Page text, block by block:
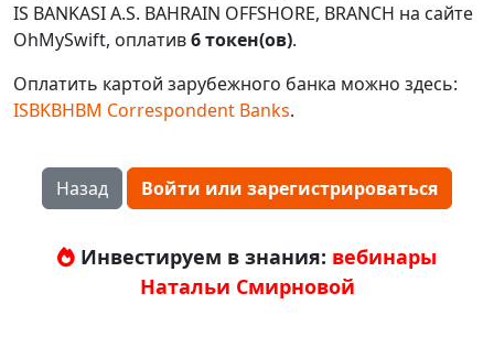
IS BANKASI A.S. BAHRAIN OFFSHORE, BRANCH на сайте
OhMySwift, оплатив6 токен(ов).
Оплатить картой зарубежного банка можно здесь:
ISBKBHBM Correspondent Banks.
Назад Войти или зарегистрироваться
Инвестируем в знания: вебинары
Натальи Смирновой